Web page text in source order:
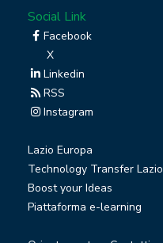
Social Link
Facebook
X
Linkedin
RSS
Instagram
Lazio Europa
Technology Transfer Lazio
Boost your Ideas
Piattaforma e-learning